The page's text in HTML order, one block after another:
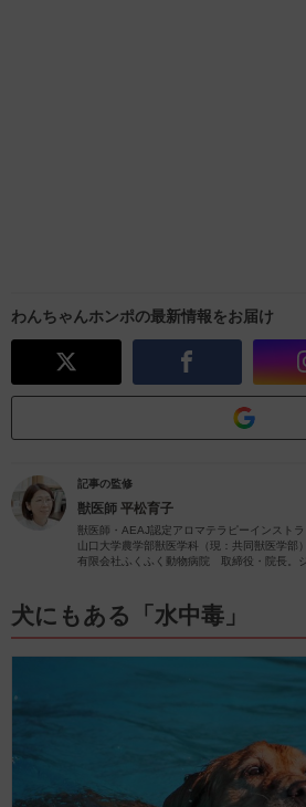
わんちゃんホンポの最新情報をお届け
記事の監修
獣医師 平松育子
獣医師・AEAJ認定アロマテラピーインスト
山口大学農学部獣医学科（現：共同獣医学
有限会社ふくふく動物病院 取締役・院長。
むアロマに関する情報をお届けします。
犬にもある「水中毒」